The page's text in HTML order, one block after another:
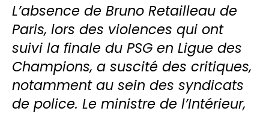
L’absence de Bruno Retailleau de
Paris, lors des violences qui ont
suivi la finale du PSG en Ligue des
Champions, a suscité des critiques,
notamment au sein des syndicats
de police. Le ministre de l’Intérieur,